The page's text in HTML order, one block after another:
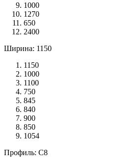
1000
1270
650
2400
Ширина: 1150
1150
1000
1100
750
845
840
900
850
1054
Профиль: С8